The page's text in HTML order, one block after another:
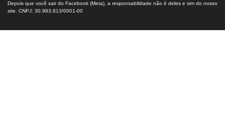
Depois que você sair do Facebook (Meta), a responsabilidade não é deles e sim do nosso
site. CNPJ: 30.983.813/0001-00